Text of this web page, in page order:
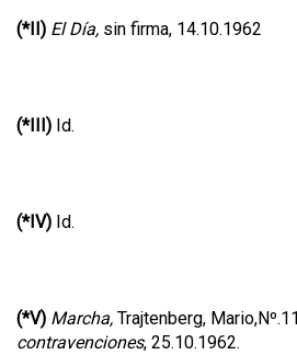
(*II) El Día, sin firma, 14.10.1962
(*III) Id.
(*IV) Id.
(*V) Marcha, Trajtenberg,
contravenciones, 25.10.1962.